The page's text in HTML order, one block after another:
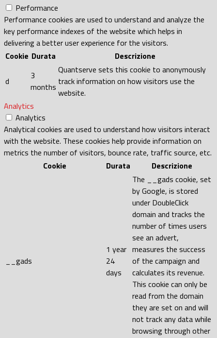
Performance
Performance cookies are used to understand and analyze the
key performance indexes of the website which helps in
delivering a better user experience for the visitors.
Cookie Durata Descrizione
d
3
months
Quantserve sets this cookie to anonymously
track information on how visitors use the
website.
Analytics
Analytics
Analytical cookies are used to understand how visitors interact
with the website. These cookies help provide information on
metrics the number of visitors, bounce rate, traffic source, etc.
Cookie
Durata Descrizione
__gads
1 year
24
days
The __gads cookie, set
by Google, is stored
under DoubleClick
domain and tracks the
number of times users
see an advert,
measures the success
of the campaign and
calculates its revenue.
This cookie can only be
read from the domain
they are set on and will
not track any data while
browsing through other